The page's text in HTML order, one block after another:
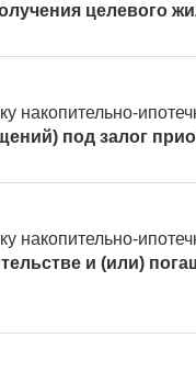
целевого
накопительно-
под залог
накопительно-
и (или)